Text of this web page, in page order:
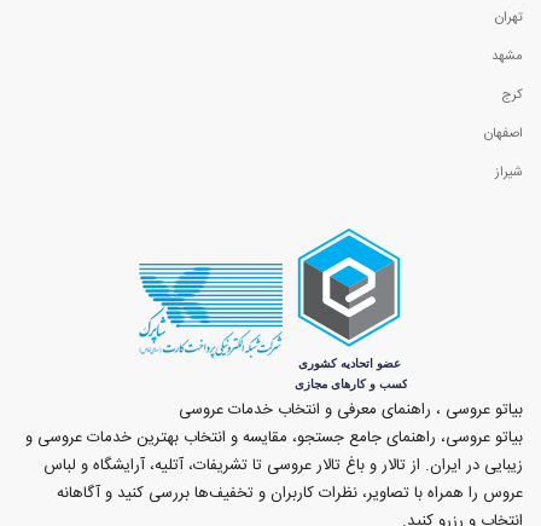
تهران
مشهد
کرج
اصفهان
شیراز
بیاتو عروسی ، راهنمای معرفی و انتخاب خدمات عروسی
بیاتو عروسی، راهنمای جامع جستجو، مقایسه و انتخاب بهترین خدمات عروسی و
زیبایی در ایران. از تالار و باغ تالار عروسی تا تشریفات، آتلیه، آرایشگاه و لباس
عروس را همراه با تصاویر، نظرات کاربران و تخفیف‌ها بررسی کنید و آگاهانه